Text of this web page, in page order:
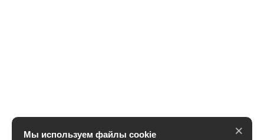
Мы используем файлы cookie ×